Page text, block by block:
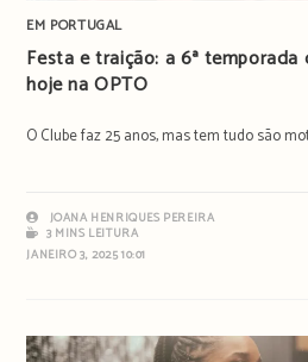
EM PORTUGAL
Festa e traição: a 6ª temporada
hoje na OPTO
O Clube faz 25 anos, mas tem tudo são
JOANA HENRIQUES PEREIRA
3 MINS LEITURA
JANEIRO 3, 2025 10:01